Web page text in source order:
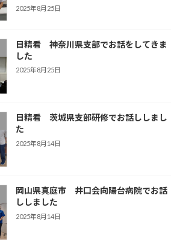
2025年8月25日
日精看 神奈川県支部でお話をしてきま
した
2025年8月25日
日精看 茨城県支部研修でお話ししまし
た
2025年8月14日
岡山県真庭市 井口会向陽台病院でお話
ししました
2025年8月14日